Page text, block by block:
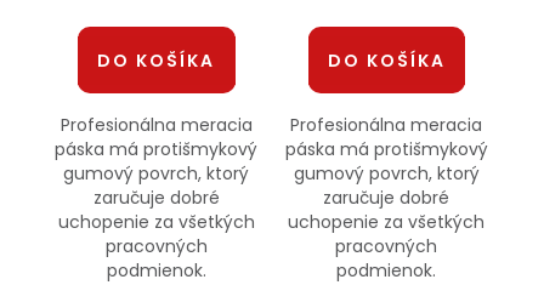
DO KOŠÍKA
Profesionálna meracia
páska má protišmykový
gumový povrch, ktorý
zaručuje dobré
uchopenie za všetkých
pracovných
podmienok.
DO KOŠÍKA
Profesionálna meracia
páska má protišmykový
gumový povrch, ktorý
zaručuje dobré
uchopenie za všetkých
pracovných
podmienok.